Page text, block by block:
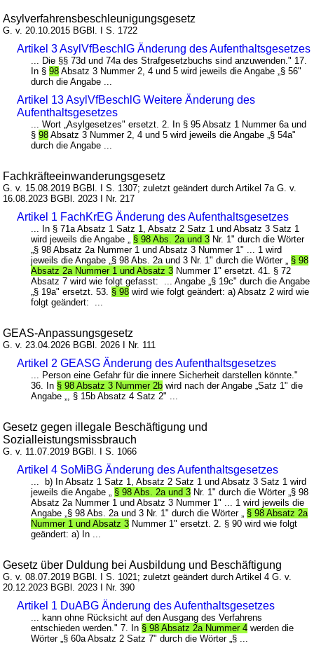
Asylverfahrensbeschleunigungsgesetz
G. v. 20.10.2015 BGBl. I S. 1722
Artikel 3 AsylVfBeschlG Änderung des Aufenthaltsgesetzes
... Die §§ 73d und 74a des Strafgesetzbuchs sind anzuwenden." 17.
In §98 Absatz 3 Nummer 2, 4 und 5 wird jeweils die Angabe „§ 56"
durch die Angabe ...
Artikel 13 AsylVfBeschlG Weitere Änderung des
Aufenthaltsgesetzes
... Wort „Asylgesetzes" ersetzt. 2. In § 95 Absatz 1 Nummer 6a und
§98 Absatz 3 Nummer 2, 4 und 5 wird jeweils die Angabe „§ 54a"
durch die Angabe ...
Fachkräfteeinwanderungsgesetz
G. v. 15.08.2019 BGBl. I S. 1307; zuletzt geändert durch Artikel 7a G. v.
16.08.2023 BGBl. 2023 I Nr. 217
Artikel 1 FachKrEG Änderung des Aufenthaltsgesetzes
... In § 71a Absatz 1 Satz 1, Absatz 2 Satz 1 und Absatz 3 Satz 1
wird jeweils die Angabe „ § 98 Abs. 2a und 3 Nr. 1" durch die Wörter
„§ 98 Absatz 2a Nummer 1 und Absatz 3 Nummer 1" ... 1 wird
jeweils die Angabe „§ 98 Abs. 2a und 3 Nr. 1" durch die Wörter „ § 98
Absatz 2a Nummer 1 und Absatz 3 Nummer 1" ersetzt. 41. § 72
Absatz 7 wird wie folgt gefasst: ... Angabe „§ 19c" durch die Angabe
„§ 19a" ersetzt. 53. § 98 wird wie folgt geändert: a) Absatz 2 wird wie
folgt geändert: ...
GEAS-Anpassungsgesetz
G. v. 23.04.2026 BGBl. 2026 I Nr. 111
Artikel 2 GEASG Änderung des Aufenthaltsgesetzes
... Person eine Gefahr für die innere Sicherheit darstellen könnte."
36. In § 98 Absatz 3 Nummer 2b wird nach der Angabe „Satz 1" die
Angabe „, § 15b Absatz 4 Satz 2" ...
Gesetz gegen illegale Beschäftigung und
Sozialleistungsmissbrauch
G. v. 11.07.2019 BGBl. I S. 1066
Artikel 4 SoMiBG Änderung des Aufenthaltsgesetzes
... b) In Absatz 1 Satz 1, Absatz 2 Satz 1 und Absatz 3 Satz 1 wird
jeweils die Angabe „ § 98 Abs. 2a und 3 Nr. 1" durch die Wörter „§ 98
Absatz 2a Nummer 1 und Absatz 3 Nummer 1" ... 1 wird jeweils die
Angabe „§ 98 Abs. 2a und 3 Nr. 1" durch die Wörter „ § 98 Absatz 2a
Nummer 1 und Absatz 3 Nummer 1" ersetzt. 2. § 90 wird wie folgt
geändert: a) In ...
Gesetz über Duldung bei Ausbildung und Beschäftigung
G. v. 08.07.2019 BGBl. I S. 1021; zuletzt geändert durch Artikel 4 G. v.
20.12.2023 BGBl. 2023 I Nr. 390
Artikel 1 DuABG Änderung des Aufenthaltsgesetzes
... kann ohne Rücksicht auf den Ausgang des Verfahrens
entschieden werden." 7. In § 98 Absatz 2a Nummer 4 werden die
Wörter „§ 60a Absatz 2 Satz 7" durch die Wörter „§ ...